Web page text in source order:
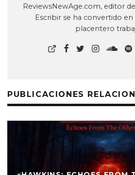
ReviewsNewAge.com, editor
Escribir se ha convertido
placentero
PUBLICACIONES